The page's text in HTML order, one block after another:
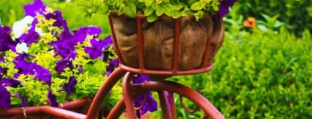
Ответить ✿
Пожалуйста, оставьте комментарий